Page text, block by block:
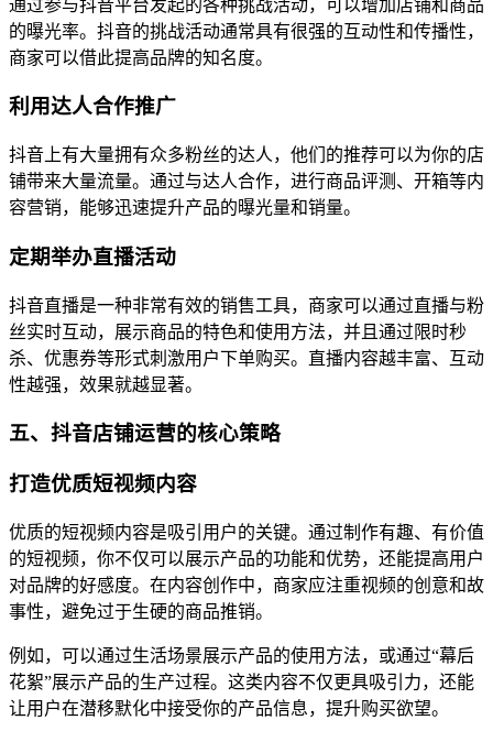
通过参与抖音平台发起的各种挑战活动，可以增加店铺和商品
的曝光率。抖音的挑战活动通常具有很强的互动性和传播性，
商家可以借此提高品牌的知名度。
利用达人合作推广
抖音上有大量拥有众多粉丝的达人，他们的推荐可以为你的店
铺带来大量流量。通过与达人合作，进行商品评测、开箱等内
容营销，能够迅速提升产品的曝光量和销量。
定期举办直播活动
抖音直播是一种非常有效的销售工具，商家可以通过直播与粉
丝实时互动，展示商品的特色和使用方法，并且通过限时秒
杀、优惠券等形式刺激用户下单购买。直播内容越丰富、互动
性越强，效果就越显著。
五、抖音店铺运营的核心策略
打造优质短视频内容
优质的短视频内容是吸引用户的关键。通过制作有趣、有价值
的短视频，你不仅可以展示产品的功能和优势，还能提高用户
对品牌的好感度。在内容创作中，商家应注重视频的创意和故
事性，避免过于生硬的商品推销。
例如，可以通过生活场景展示产品的使用方法，或通过“幕后
花絮”展示产品的生产过程。这类内容不仅更具吸引力，还能
让用户在潜移默化中接受你的产品信息，提升购买欲望。